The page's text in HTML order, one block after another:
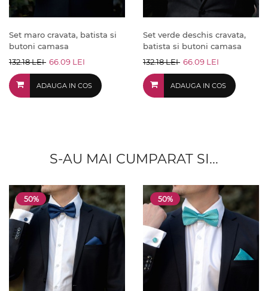
Set maro cravata, batista si
butoni camasa
132.18 LEI 66.09 LEI
ADAUGA IN COS
Set verde deschis cravata,
batista si butoni camasa
132.18 LEI 66.09 LEI
ADAUGA IN COS
S-AU MAI CUMPARAT SI...
50% 50%